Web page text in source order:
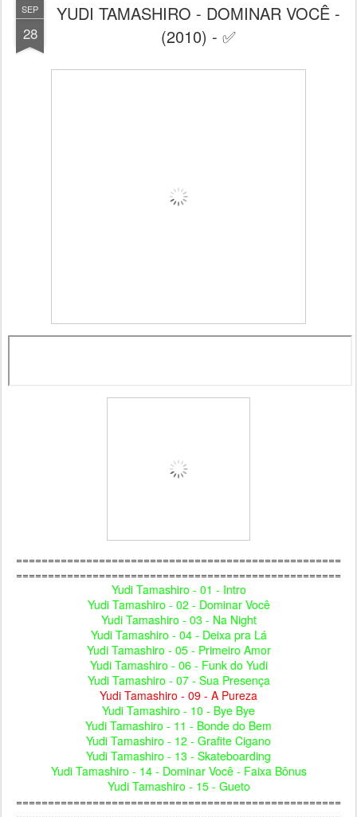
SEP
28
YUDI TAMASHIRO - DOMINAR VOCÊ -
(2010) - ✅
===================================================
===================================================
Yudi Tamashiro - 01 - Intro
Yudi Tamashiro - 02 - Dominar Você
Yudi Tamashiro - 03 - Na Night
Yudi Tamashiro - 04 - Deixa pra Lá
Yudi Tamashiro - 05 - Primeiro Amor
Yudi Tamashiro - 06 - Funk do Yudi
Yudi Tamashiro - 07 - Sua Presença
Yudi Tamashiro - 09 - A Pureza
Yudi Tamashiro - 10 - Bye Bye
Yudi Tamashiro - 11 - Bonde do Bem
Yudi Tamashiro - 12 - Grafite Cigano
Yudi Tamashiro - 13 - Skateboarding
Yudi Tamashiro - 14 - Dominar Você - Faixa Bônus
Yudi Tamashiro - 15 - Gueto
===================================================